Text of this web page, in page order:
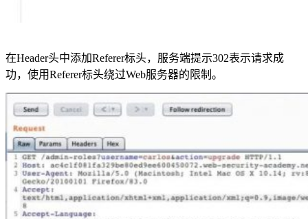
在Header头中添加Referer标头，服务端提示302表示请求成
功，使用Referer标头绕过Web服务器的限制。